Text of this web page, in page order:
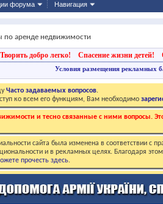
форума Навигация
по аренде недвижимости
Творить добро легко! Спасение жизни детей!
Условия размещения рекламных
Часто задаваемых вопросов.
ко всем его функциям, Вам необходимо
и тесно связанные с ними вопросы.
сайта была изменена в соответствии с
и в рекламных целях. Благодаря
прочесть здесь.